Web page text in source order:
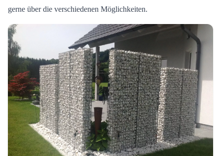
gerne über die verschiedenen Möglichkeiten.